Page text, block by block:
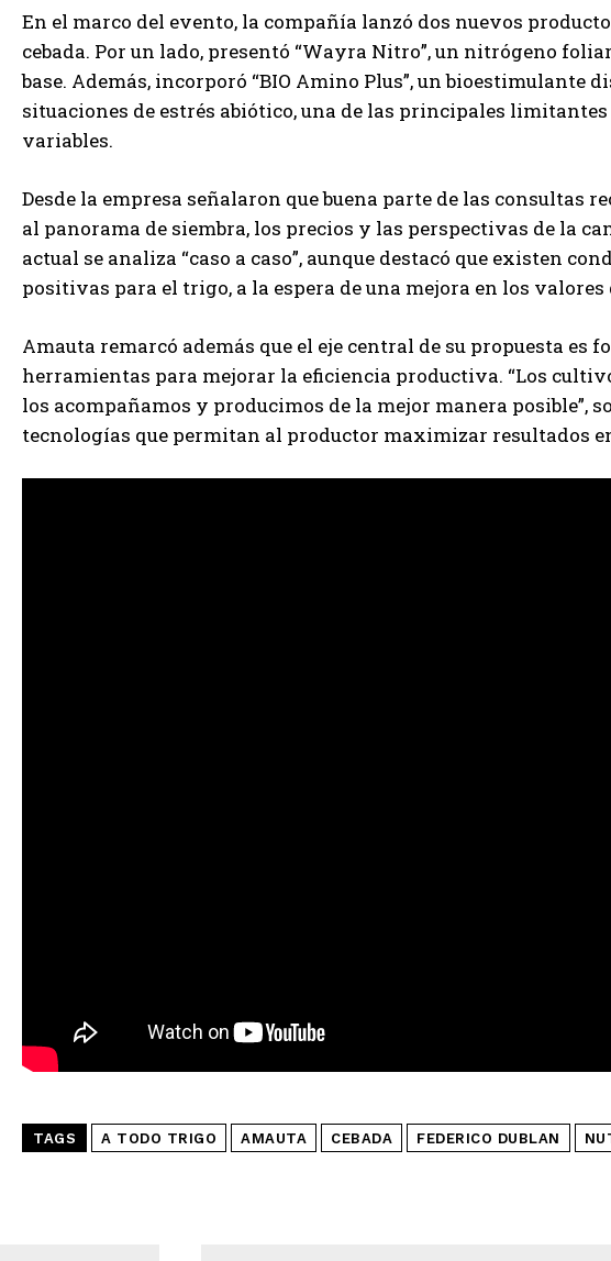
Suscribite al Newsletter
QUIERO SUSCRIBIRME
Leí y acepto la .
En el marco del evento, la compañía lanzó dos nuevos
cebada. Por un lado, presentó “Wayra Nitro”, un nitrógeno
base. Además, incorporó “BIO Amino Plus”, un
situaciones de estrés abiótico, una de las principales
variables.
Desde la empresa señalaron que buena parte de las
al panorama de siembra, los precios y las perspectivas de la
actual se analiza “caso a caso”, aunque destacó que existen
positivas para el trigo, a la espera de una mejora en los valores
Amauta remarcó además que el eje central de su propuesta
herramientas para mejorar la eficiencia productiva. “Los
los acompañamos y producimos de la mejor manera posible”,
tecnologías que permitan al productor maximizar resultados
TAGS A TODO TRIGO AMAUTA CEBADA FEDERICO DUBLAN